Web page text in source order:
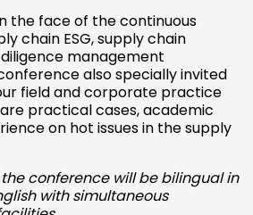
the face of the continuous
chain ESG, supply chain
management
also specially invited
field and corporate practice
practical cases, academic
on hot issues in the supply
conference will be bilingual in
with simultaneous